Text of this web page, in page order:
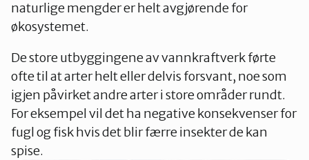
naturlige mengder er helt avgjørende for
økosystemet.
De store utbyggingene av vannkraftverk førte
ofte til at arter helt eller delvis forsvant, noe som
igjen påvirket andre arter i store områder rundt.
For eksempel vil det ha negative konsekvenser for
fugl og fisk hvis det blir færre insekter de kan
spise.